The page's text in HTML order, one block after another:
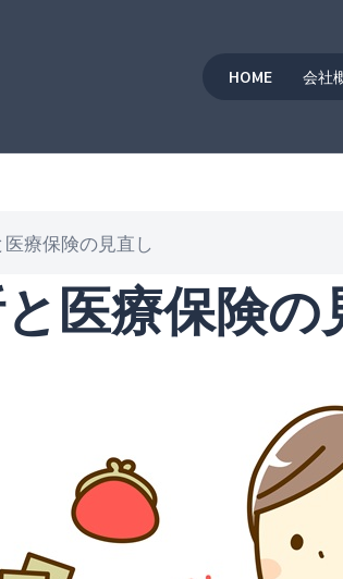
HOME 会社
療保険の見直し
医療保険の